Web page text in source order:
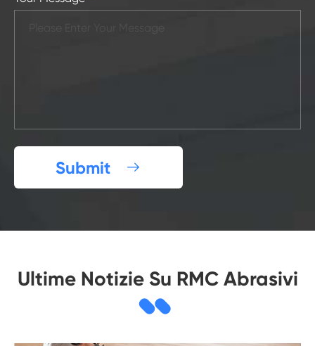
Submit 
Ultime Notizie Su RMC Abrasivi